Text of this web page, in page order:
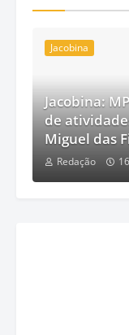
Jacobina
Jacobina:
de
Miguel das
Redação